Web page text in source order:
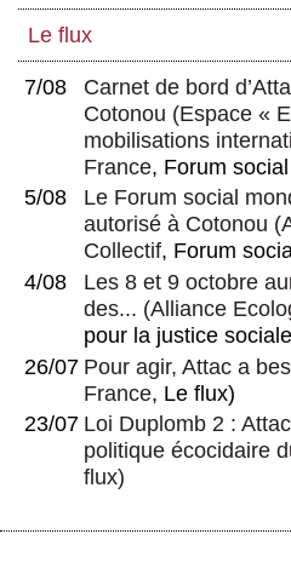
Le flux
7/08
Carnet de bord
Cotonou (Espace «
mobilisations
France, Forum
5/08
Le Forum social
autorisé à Cotonou (
Collectif, Forum
4/08
Les 8 et 9 octobre
des... (Alliance
pour la justice
26/07 Pour agir, Attac a
France, Le flux)
23/07 Loi Duplomb 2 :
politique écocidaire
flux)